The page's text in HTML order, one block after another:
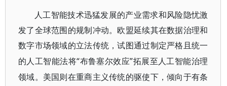
人工智能技术迅猛发展的产业需求和风险隐忧激
发了全球范围的规制冲动。欧盟延续其在数据治理和
数字市场领域的立法传统，试图通过制定严格且统一
的人工智能法将“布鲁塞尔效应”拓展至人工智能治理
领域。美国则在重商主义传统的驱使下，倾向于有条